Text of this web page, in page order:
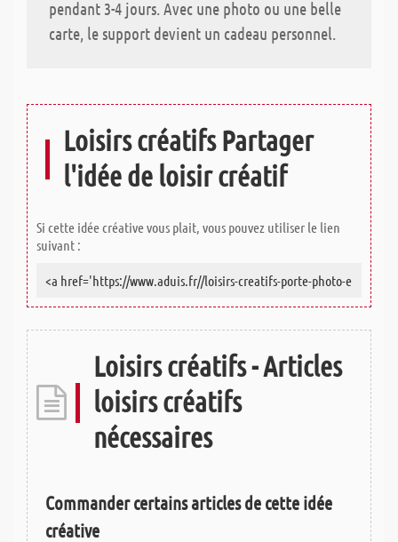
pendant 3-4 jours. Avec une photo ou une belle
carte, le support devient un cadeau personnel.
Loisirs créatifs Partager
l'idée de loisir créatif
Si cette idée créative vous plait, vous pouvez utiliser le lien
suivant :
Loisirs créatifs - Articles
loisirs créatifs
nécessaires
Commander certains articles de cette idée
créative